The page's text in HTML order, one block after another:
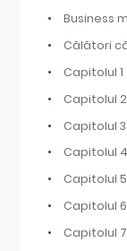
Business
Călători
Capitolul 1
Capitolul 2
Capitolul 3
Capitolul 4
Capitolul 5
Capitolul 6
Capitolul 7